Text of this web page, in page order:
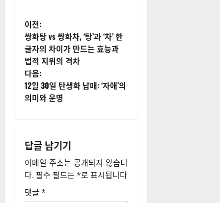
게
시
물
내
이
션
이전:
쌍화탕 vs 쌍화차, ‘탕’과 ‘차’ 한
글자의 차이가 만드는 효능과
법적 지위의 격차
다음:
12월 30일 탄생화 납매: ‘자애’의
의미와 운명
답글 남기기
이메일 주소는 공개되지 않습니
다. 필수 필드는 *로 표시됩니다
댓글 *